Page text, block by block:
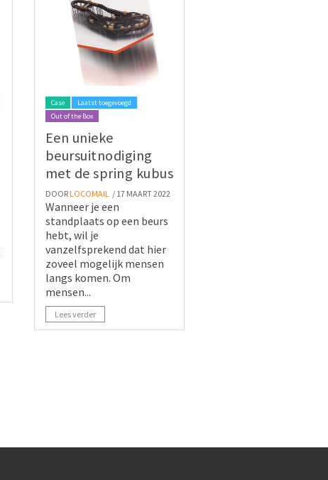
Case
Laatst toegevoegd
Out of the Box
Een unieke
beursuitnodiging
met de spring kubus
DOOR LOCOMAIL / 17 MAART 2022
Wanneer je een
standplaats op een beurs
hebt, wil je
vanzelfsprekend dat hier
zoveel mogelijk mensen
langs komen. Om
mensen...
Lees verder